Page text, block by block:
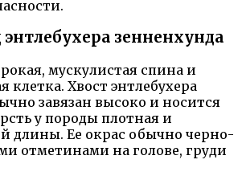
зенненхунда
мускулистая спина и
клетка. Хвост энтлебухера
завязан высоко и носится
у породы плотная и
длины. Ее окрас обычно черно-
отметинами на голове, груди